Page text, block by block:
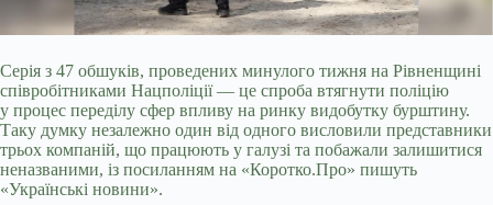
Серія з 47 обшуків, проведених минулого тижня на Рівненщині
співробітниками Нацполіції — це спроба втягнути поліцію
у процес переділу сфер впливу на ринку видобутку бурштину.
Таку думку незалежно один від одного висловили представники
трьох компаній, що працюють у галузі та побажали залишитися
неназваними, із посиланням на «Коротко.Про» пишуть
«Українські новини».